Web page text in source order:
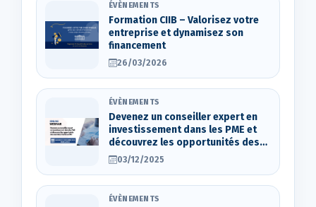
ÉVÈNEMENTS
Formation CIIB – Valorisez votre
entreprise et dynamisez son
financement
26/03/2026
ÉVÈNEMENTS
Devenez un conseiller expert en
investissement dans les PME et
découvrez les opportunités des
marchés d’actions OTC
03/12/2025
ÉVÈNEMENTS